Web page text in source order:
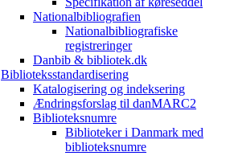
Nationalbibliografien
Nationalbibliografiske
registreringer
Danbib & bibliotek.dk
Biblioteksstandardisering
Katalogisering og indeksering
Ændringsforslag til danMARC2
Biblioteksnumre
Biblioteker i Danmark med
biblioteksnumre